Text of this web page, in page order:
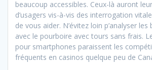
beaucoup accessibles. Ceux-là auront
d’usagers vis-à-vis des interrogation
de vous aider. N’évitez loin p’analyser
avec le pourboire avec tours sans frais.
pour smartphones paraissent les
fréquents en casinos quelque peu de